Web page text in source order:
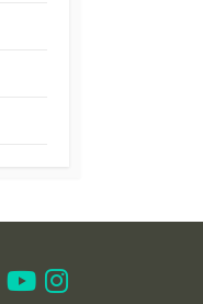
YoutubeInstagram